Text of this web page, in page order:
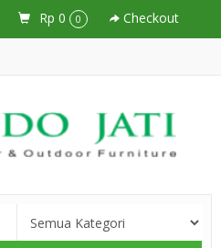
Rp 0 0 Checkout